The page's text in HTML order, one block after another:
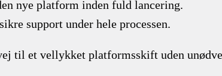
nye platform inden fuld lancering.
support under hele processen.
til et vellykket platformsskift uden